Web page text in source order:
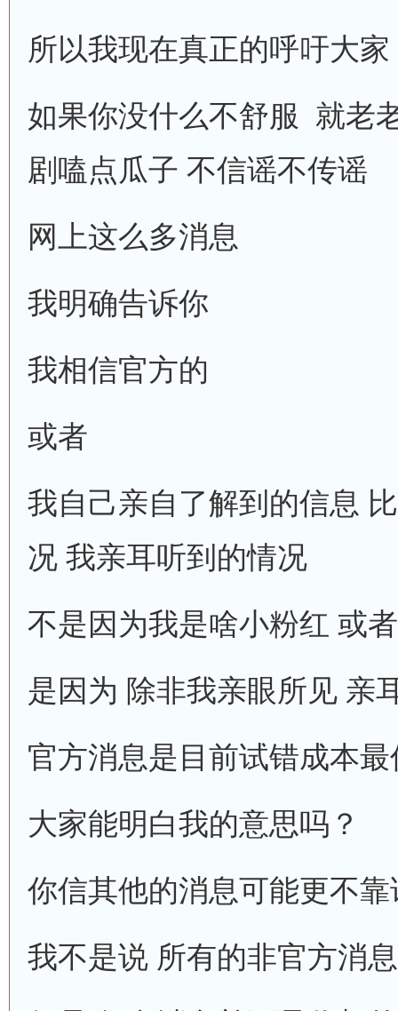
所以我现在真正的呼吁大家
如果你没什么不舒服 就老
剧嗑点瓜子 不信谣不传谣
网上这么多消息
我明确告诉你
我相信官方的
或者
我自己亲自了解到的信息
况 我亲耳听到的情况
不是因为我是啥小粉红 或
是因为 除非我亲眼所见 亲
官方消息是目前试错成本最
大家能明白我的意思吗？
你信其他的消息可能更不靠
我不是说 所有的非官方消